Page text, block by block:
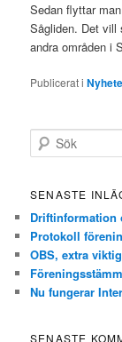
Sedan flyttar
Sågliden. Det vill
andra områden i
Publicerat i
ö
SENASTE
Driftinformation
Protokoll
OBS, extra
Nu fungerar
SENASTE